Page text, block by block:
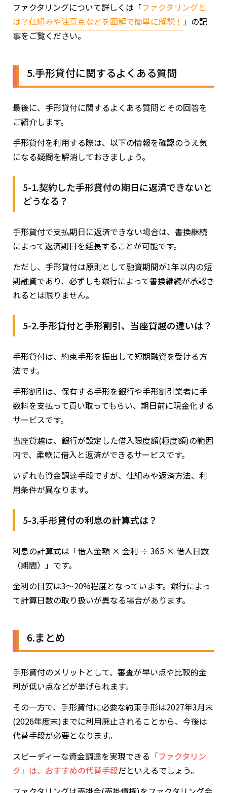
ファクタリングについて詳しくは「ファクタリングと
は？仕組みや注意点などを図解で簡単に解説！ 」の記
事をご覧ください。
5.手形貸付に関するよくある質問
最後に、手形貸付に関するよくある質問とその回答を
ご紹介します。
手形貸付を利用する際は、以下の情報を確認のうえ気
になる疑問を解消しておきましょう。
5-1.契約した手形貸付の期日に返済できないと
どうなる？
手形貸付で支払期日に返済できない場合は、書換継続
によって返済期日を延長することが可能です。
ただし、手形貸付は原則として融資期間が1年以内の短
期融資であり、必ずしも銀行によって書換継続が承認さ
れるとは限りません。
5-2.手形貸付と手形割引、当座貸越の違いは？
手形貸付は、約束手形を振出して短期融資を受ける方
法です。
手形割引は、保有する手形を銀行や手形割引業者に手
数料を支払って買い取ってもらい、期日前に現金化する
サービスです。
当座貸越は、銀行が設定した借入限度額(極度額)の範囲
内で、柔軟に借入と返済ができるサービスです。
いずれも資金調達手段ですが、仕組みや返済方法、利
用条件が異なります。
5-3.手形貸付の利息の計算式は？
利息の計算式は「借入金額 × 金利 ÷ 365 × 借入日数
（期間）」です。
金利の目安は3〜20%程度となっています。銀行によっ
て計算日数の取り扱いが異なる場合があります。
6.まとめ
手形貸付のメリットとして、審査が早い点や比較的金
利が低い点などが挙げられます。
その一方で、手形貸付に必要な約束手形は2027年3月末
(2026年度末)までに利用廃止されることから、今後は
代替手段が必要となります。
スピーディーな資金調達を実現できる 「ファクタリン
グ」は、おすすめの代替手段だといえるでしょう。